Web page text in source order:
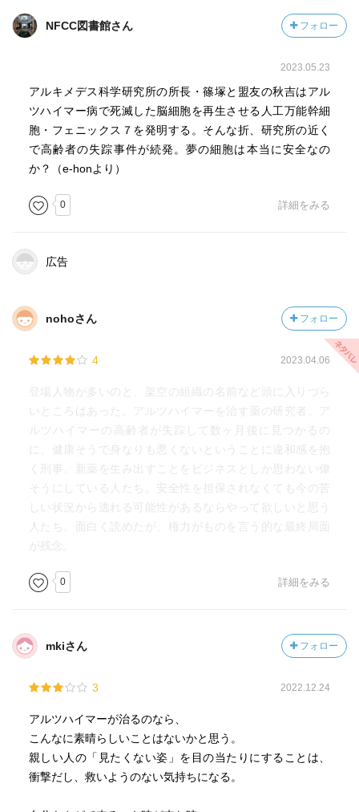
NFCC図書館さん フォロー
2023.05.23
アルキメデス科学研究所の所長・篠塚と盟友の秋吉はアル
ツハイマー病で死滅した脳細胞を再生させる人工万能幹細
胞・フェニックス７を発明する。そんな折、研究所の近く
で高齢者の失踪事件が続発。夢の細胞は本当に安全なの
か？（e-honより）
0 詳細をみる
広告
nohoさん フォロー
4 2023.04.06
登場人物が多いのと、架空の組織の名前など頭に入りづら
いところはあった。アルツハイマーを治す薬の研究者。ア
ルツハイマーの高齢者が失踪して数ヶ月後に見つかるの
に、健康そうで身なりも悪くないということに違和感を抱
く刑事。新薬を生み出すことをビジネスとしか思わない偉
そうにしている人たち。安全性を担保されなくても今の苦
しい状況から逃れる可能性があるならやって欲しいと思う
人たち。面白く読めたが、権力がものを言う的な最終局面
が残念。
0 詳細をみる
mkiさん フォロー
3 2022.12.24
アルツハイマーが治るのなら、
こんなに素晴らしいことはないかと思う。
親しい人の「見たくない姿」を目の当たりにすることは、
衝撃だし、救いようのない気持ちになる。